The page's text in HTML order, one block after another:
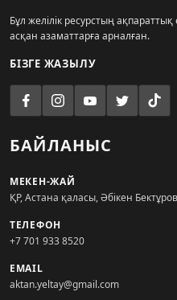
Бұл желілік ресурстың
асқан азаматтарға арналған.
БІЗГЕ ЖАЗЫЛУ
БАЙЛАНЫС
МЕКЕН-ЖАЙ
ҚР, Астана қаласы, Әбікен
ТЕЛЕФОН
+7 701 933 8520
EMAIL
aktan.yeltay@gmail.com